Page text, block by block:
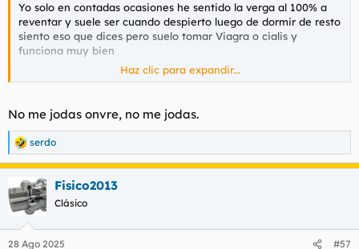
Yo solo en contadas ocasiones he sentido la verga al 100% a
reventar y suele ser cuando despierto luego de dormir de resto
siento eso que dices pero suelo tomar Viagra o cialis y
funciona muy bien
Antes de la trt deberías meterte alguno de esos . Antes me he
Ojo que la picha blanda puede empezar perfectamente a los 30
o incluso un par de años antes eso me lo dijo mi urólogo que
no había drama…la máxima potencia sexual está entre los
13 y los 25 a partir de ahí todo va en picada
Haz clic para expandir...
No me jodas onvre, no me jodas.
R
e
a
c
c
i
serdo
Fisico2013
Clásico
28 Ago 2025 #57